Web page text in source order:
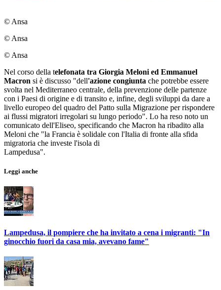
© Ansa
© Ansa
© Ansa
Nel corso della telefonata tra Giorgia Meloni ed Emmanuel
Macron si è discusso "dell'azione congiunta che potrebbe essere
svolta nel Mediterraneo centrale, della prevenzione delle partenze
con i Paesi di origine e di transito e, infine, degli sviluppi da dare a
livello europeo del quadro del Patto sulla Migrazione per rispondere
ai flussi migratori irregolari su lungo periodo". Lo ha reso noto un
comunicato dell'Eliseo, specificando che Macron ha ribadito alla
Meloni che "la Francia è solidale con l'Italia di fronte alla sfida
migratoria che investe l'isola di
Lampedusa".
Leggi anche
Lampedusa, il pompiere che ha invitato a cena i migranti: "In
ginocchio fuori da casa mia, avevano fame"